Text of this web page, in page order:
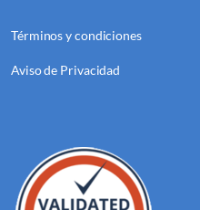
Términos y condiciones
Aviso de Privacidad